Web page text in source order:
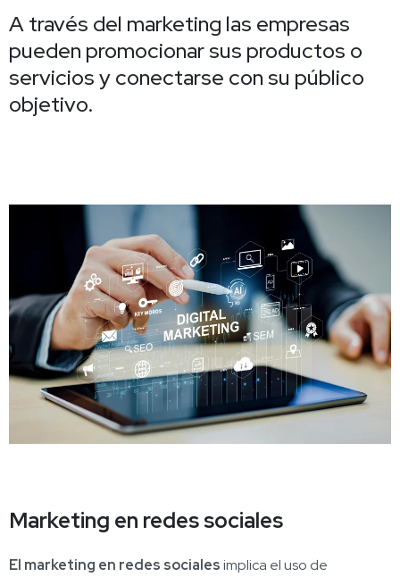
A través del marketing las empresas
pueden promocionar sus productos o
servicios y conectarse con su público
objetivo.
Marketing en redes sociales
El marketing en redes socialesimplica el uso de